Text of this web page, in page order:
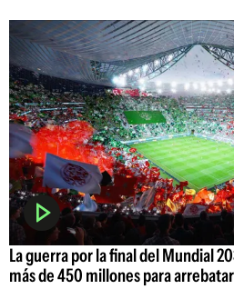
La guerra por la final del Mundial
más de 450 millones para